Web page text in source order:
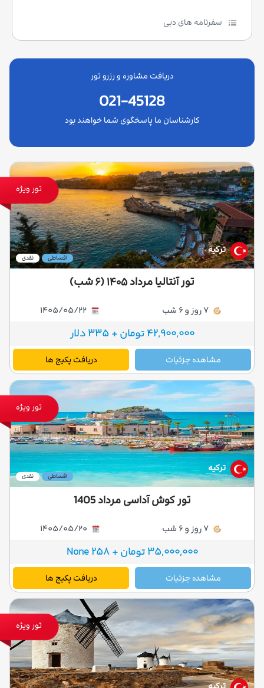
سفرنامه های دبی
دریافت مشاوره و رزرو تور
021-45128
کارشناسان ما پاسخگوی شما خواهند بود
تور ویژه
ترکیه
نقدی اقساطی
تور آنتالیا مرداد ۱۴۰۵ (۶ شب)
42,900,000 تومان + 335 دلار
مشاهده جزئیات دریافت پکیج ها
تور ویژه
ترکیه
نقدی اقساطی
تور کوش آداسی مرداد 1405
35,000,000 تومان + 258 None
مشاهده جزئیات دریافت پکیج ها
تور ویژه